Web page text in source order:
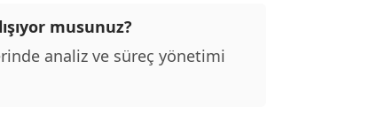
musunuz?
analiz ve süreç yönetimi